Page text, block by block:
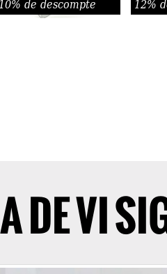
DE VI